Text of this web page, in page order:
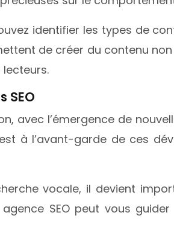
identifier les types de
de créer du contenu
SEO
avec l’émergence de
à l’avant-garde de ces
vocale, il devient
SEO peut vous